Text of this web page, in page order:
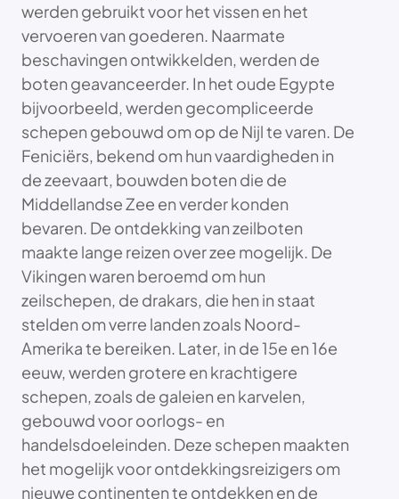
werden gebruikt voor het vissen en het
vervoeren van goederen. Naarmate
beschavingen ontwikkelden, werden de
boten geavanceerder. In het oude Egypte
bijvoorbeeld, werden gecompliceerde
schepen gebouwd om op de Nijl te varen. De
Feniciërs, bekend om hun vaardigheden in
de zeevaart, bouwden boten die de
Middellandse Zee en verder konden
bevaren. De ontdekking van zeilboten
maakte lange reizen over zee mogelijk. De
Vikingen waren beroemd om hun
zeilschepen, de drakars, die hen in staat
stelden om verre landen zoals Noord-
Amerika te bereiken. Later, in de 15e en 16e
eeuw, werden grotere en krachtigere
schepen, zoals de galeien en karvelen,
gebouwd voor oorlogs- en
handelsdoeleinden. Deze schepen maakten
het mogelijk voor ontdekkingsreizigers om
nieuwe continenten te ontdekken en de